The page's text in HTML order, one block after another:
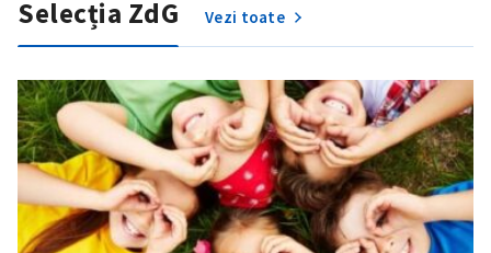
Selecția ZdG Vezi toate